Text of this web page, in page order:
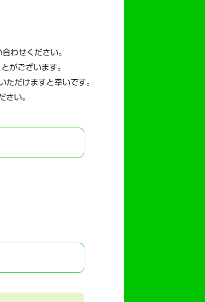
わせください。
がございます。
だけますと幸いです。
さい。